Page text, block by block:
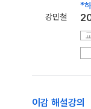
강민철
*
이감 해설강의